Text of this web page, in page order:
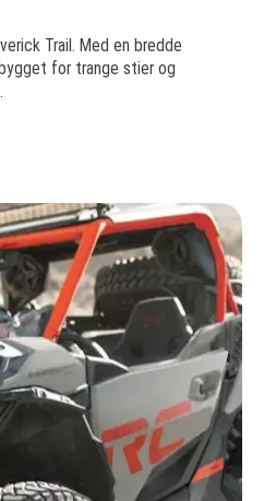
Trail. Med en bredde
for trange stier og